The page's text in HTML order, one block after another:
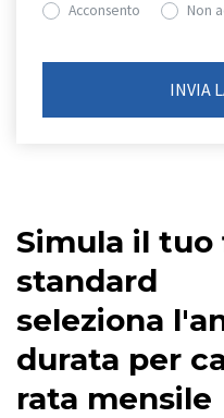
Acconsento Non
Simula il
standard
seleziona
durata per
rata mensile